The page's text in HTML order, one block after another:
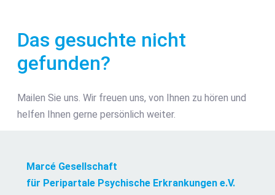
Das gesuchte nicht
gefunden?
Mailen Sie uns. Wir freuen uns, von Ihnen zu hören und
helfen Ihnen gerne persönlich weiter.
Marcé Gesellschaft
für Peripartale Psychische Erkrankungen e.V.